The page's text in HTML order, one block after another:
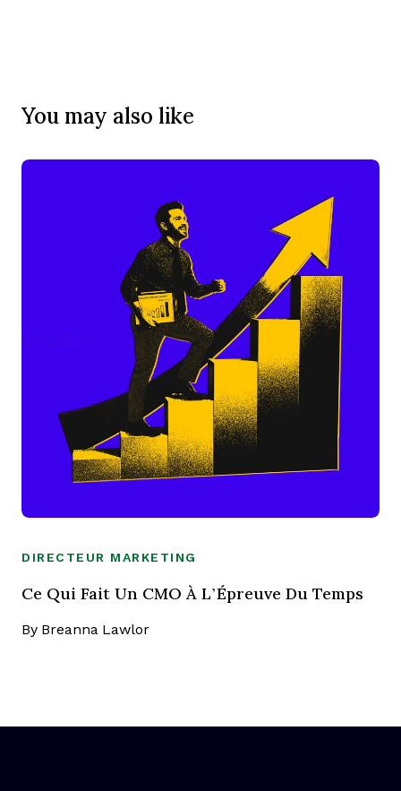
You may also like
DIRECTEUR MARKETING
Ce Qui Fait Un CMO À L’Épreuve Du Temps
By Breanna Lawlor